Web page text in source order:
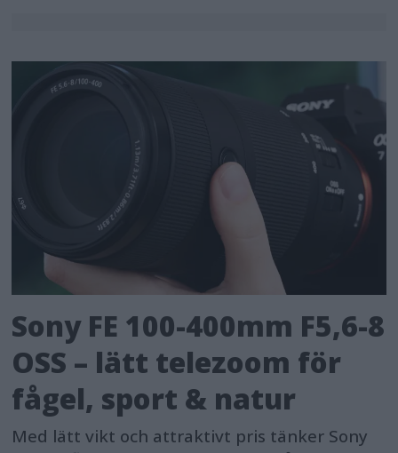
Sony FE 100-400mm F5,6-8
OSS – lätt telezoom för
fågel, sport & natur
Med lätt vikt och attraktivt pris tänker Sony